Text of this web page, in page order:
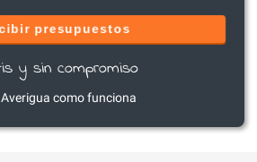
presupuestos
y sin compromiso
Averigua como funciona